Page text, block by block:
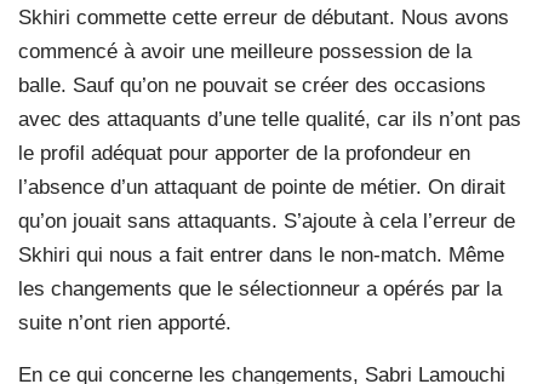
Skhiri commette cette erreur de débutant. Nous avons
commencé à avoir une meilleure possession de la
balle. Sauf qu’on ne pouvait se créer des occasions
avec des attaquants d’une telle qualité, car ils n’ont pas
le profil adéquat pour apporter de la profondeur en
l’absence d’un attaquant de pointe de métier. On dirait
qu’on jouait sans attaquants. S’ajoute à cela l’erreur de
Skhiri qui nous a fait entrer dans le non-match. Même
les changements que le sélectionneur a opérés par la
suite n’ont rien apporté.
En ce qui concerne les changements, Sabri Lamouchi